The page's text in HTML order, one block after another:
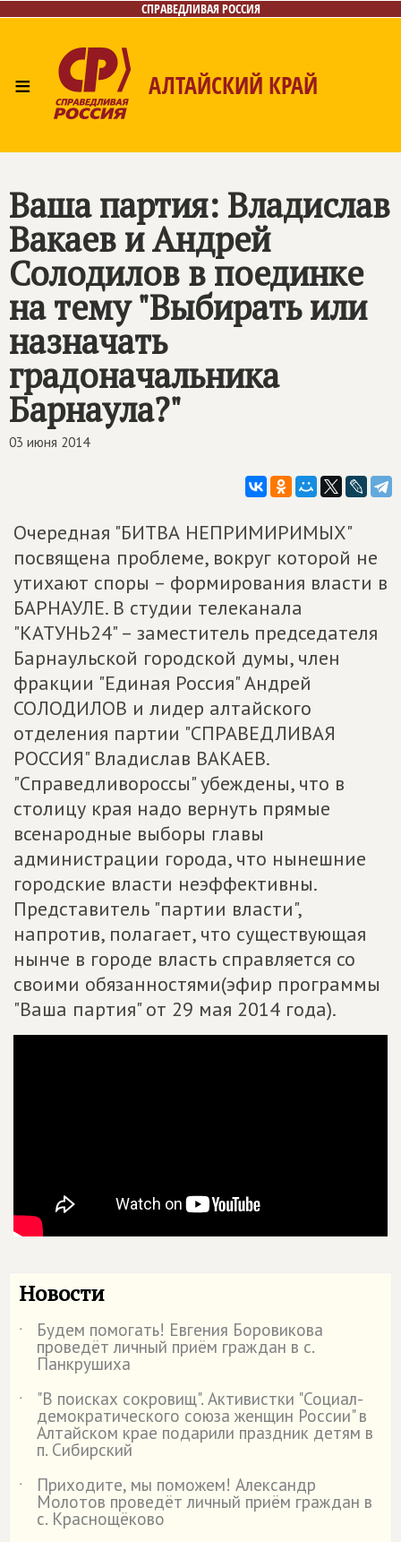
СПРАВЕДЛИВАЯ РОССИЯ
≡ АЛТАЙСКИЙ КРАЙ
Контакты
Ваша партия: Владислав
Вакаев и Андрей
Солодилов в поединке
на тему "Выбирать или
назначать
градоначальника
Барнаула?"
03 июня 2014
Очередная "БИТВА НЕПРИМИРИМЫХ"
посвящена проблеме, вокруг которой не
утихают споры – формирования власти в
БАРНАУЛЕ. В студии телеканала
"КАТУНЬ24" – заместитель председателя
Барнаульской городской думы, член
фракции "Единая Россия" Андрей
СОЛОДИЛОВ и лидер алтайского
отделения партии "СПРАВЕДЛИВАЯ
РОССИЯ" Владислав ВАКАЕВ.
"Справедливороссы" убеждены, что в
столицу края надо вернуть прямые
всенародные выборы главы
администрации города, что нынешние
городские власти неэффективны.
Представитель "партии власти",
напротив, полагает, что существующая
нынче в городе власть справляется со
своими обязанностями(эфир программы
"Ваша партия" от 29 мая 2014 года).
Новости
˙ Будем помогать! Евгения Боровикова
проведёт личный приём граждан в с.
Панкрушиха
˙
"В поисках сокровищ". Активистки "Социал-
демократического союза женщин России" в
Алтайском крае подарили праздник детям в
п. Сибирский
˙
Приходите, мы поможем! Александр
Молотов проведёт личный приём граждан в
с. Краснощёково